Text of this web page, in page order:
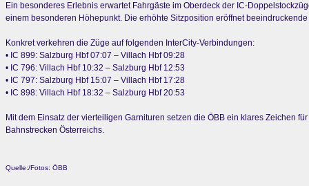
Ein besonderes Erlebnis erwartet Fahrgäste im Oberdeck der IC-
einem besonderen Höhepunkt. Die erhöhte Sitzposition eröffnet
Konkret verkehren die Züge auf folgenden InterCity-Verbindungen:
• IC 899: Salzburg Hbf 07:07 – Villach Hbf 09:28
• IC 796: Villach Hbf 10:32 – Salzburg Hbf 12:53
• IC 797: Salzburg Hbf 15:07 – Villach Hbf 17:28
• IC 898: Villach Hbf 18:32 – Salzburg Hbf 20:53
Mit dem Einsatz der vierteiligen Garnituren setzen die ÖBB ein klares Zeichen
Bahnstrecken Österreichs.
Quelle:/Fotos: ÖBB